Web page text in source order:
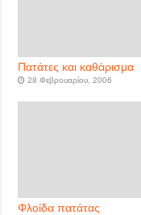
Πατάτες και καθάρισμα
28 Φεβρουαρίου, 2006
Φλοίδα πατάτας